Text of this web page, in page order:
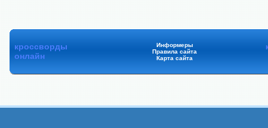
кроссворды
онлайн
Информеры
Правила сайта
Карта сайта